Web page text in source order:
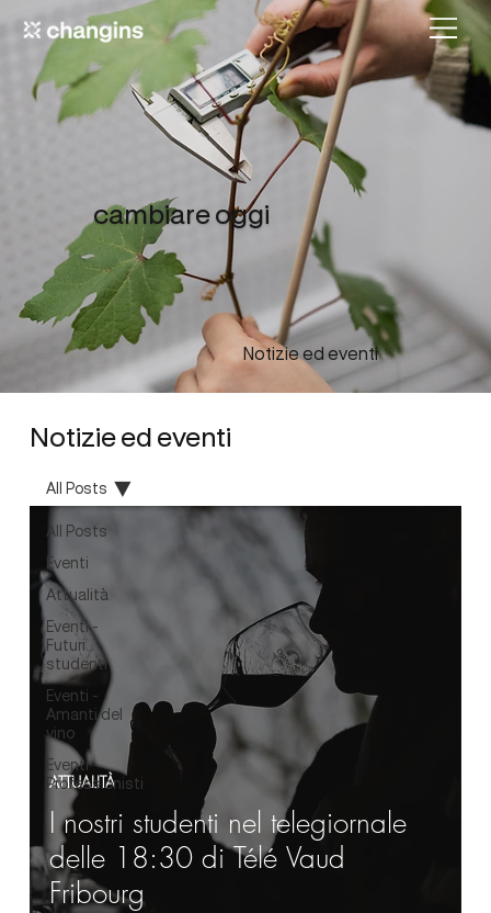
cambiare oggi
Notizie ed eventi
Notizie ed eventi
All Posts
Eventi
Attualità
Eventi -
Futuri
studenti
Eventi -
Amanti del
vino
Eventi -
Professionisti
All Posts
I nostri studenti nel telegiornale
delle 18:30 di Télé Vaud
Fribourg
ATTUALITÀ